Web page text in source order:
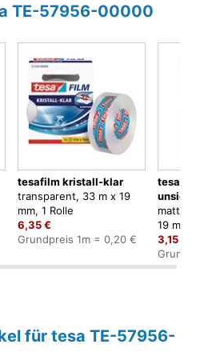
TE-57956-00000
tesafilm kristall-klar
transparent, 33 m x 19
mm, 1 Rolle
6,35 €
Grundpreis 1m = 0,20 €
tesafilm
matt-
19 mm, 1
3,15 €
für tesa TE-57956-